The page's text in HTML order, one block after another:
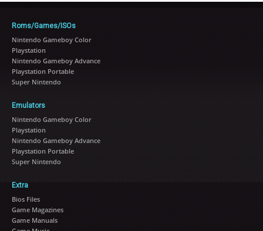
Roms/Games/ISOs
Nintendo Gameboy Color
Playstation
Nintendo Gameboy Advance
Playstation Portable
Super Nintendo
Emulators
Nintendo Gameboy Color
Playstation
Nintendo Gameboy Advance
Playstation Portable
Super Nintendo
Extra
Bios Files
Game Magazines
Game Manuals